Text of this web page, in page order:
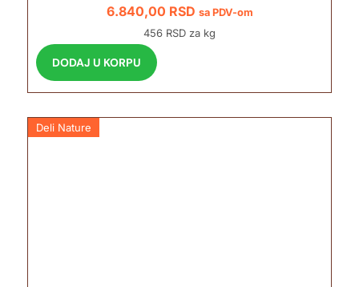
6.840,00 RSD sa PDV-om
456 RSD za kg
DODAJ U KORPU
Deli Nature